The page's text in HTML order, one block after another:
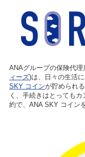
ANAグループの保険代理
ィーズ)は、日々の生活
SKY コインが貯められ
く、手続きはとっても
約で、ANA SKY コイン